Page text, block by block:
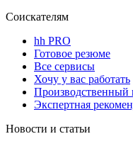
Соискателям
hh PRO
Готовое резюме
Все сервисы
Хочу у вас работать
Производственный
Экспертная
Новости и статьи